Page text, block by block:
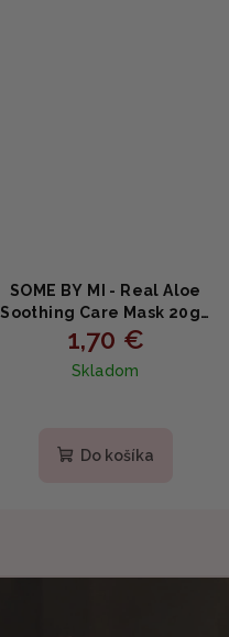
SOME BY MI - Real Aloe
Soothing Care Mask 20g -
Upokojujúca plátená
maska s Aloe vera
1,70 €
Skladom
Do košíka